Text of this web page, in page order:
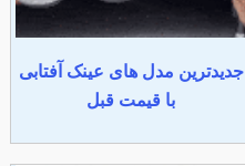
جدیدترین مدل های عینک آفتابی
با قیمت قبل